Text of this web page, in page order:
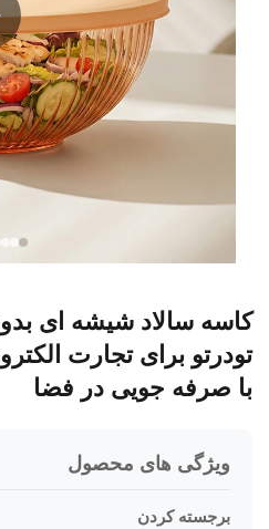
صرفه جویی در فضا
ویژگی های محصول
برجسته کردن